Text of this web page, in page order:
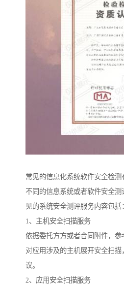
常见的信息化系统软件安全检测
不同的信息系统或者软件安全
见的系统安全测评服务内容包括：
1、主机安全扫描服务
依据委托方方或者合同附件，参
对应用涉及的主机展开安全扫
议。
2、应用安全扫描服务